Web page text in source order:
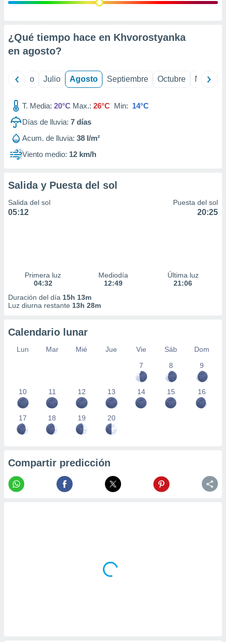
e
mediante
de
1199
¿Qué tiempo hace en Khvorostyanka
en agosto?
Junio Julio Agosto Septiembre Octubre
T. Media: 20°C Max.: 26°C Min: 14°C
Días de lluvia: 7 días
Acum. de lluvia: 38 l/m²
Viento medio: 12 km/h
Salida y Puesta del sol
Salida del sol
05:12
Puesta del sol
20:25
Primera luz
04:32
Mediodía
12:49
Última luz
21:06
Duración del día 15h 13m
Luz diurna restante 13h 28m
Calendario lunar
Lun Mar Mié Jue Vie Sáb
Dom
7
8 9
10 11 12 13 14 15 16
17 18 19 20
Compartir predicción